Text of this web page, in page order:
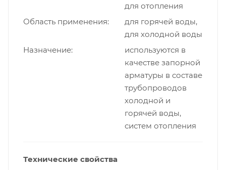
для отопления
Область применения
для горячей воды,
для холодной воды
Назначение
используются в
качестве запорной
арматуры в составе
трубопроводов
холодной и
горячей воды,
систем отопления
Технические свойства